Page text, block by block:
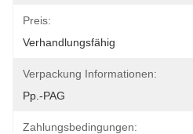
Preis:
Verhandlungsfähig
Verpackung Informationen:
Pp.-PAG
Zahlungsbedingungen: